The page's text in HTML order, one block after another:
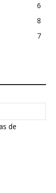
6
8
7
de